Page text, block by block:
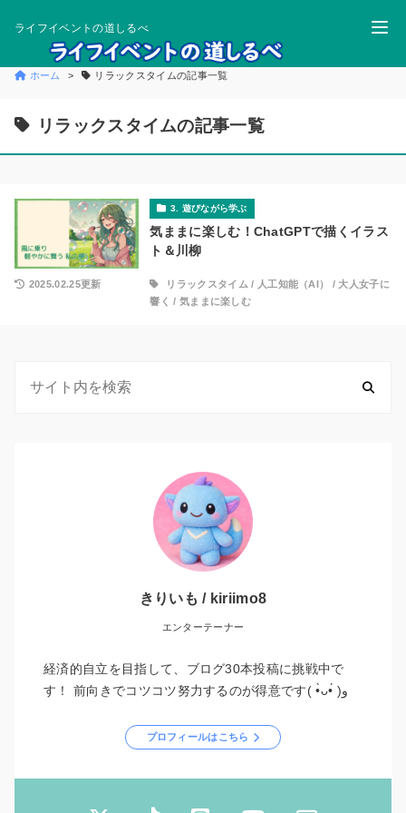
ライフイベントの道しるべ
ホーム リラックスタイムの記事一覧
リラックスタイムの記事一覧
3. 遊びながら学ぶ
気ままに楽しむ！ChatGPTで描くイラス
ト＆川柳
2025.02.25更新 リラックスタイム / 人工知能（AI） / 大人女子に
響く / 気ままに楽しむ
きりいも / kiriimo8
エンターテーナー
経済的自立を目指して、ブログ30本投稿に挑戦中で
す！ 前向きでコツコツ努力するのが得意です( •̀ᴗ•́ )و
プロフィールはこちら